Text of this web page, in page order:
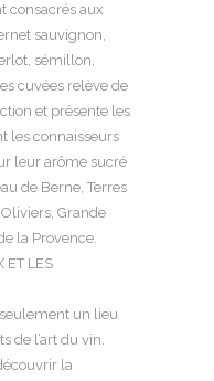
consacrés aux
sauvignon,
sémillon,
cuvées relève de
et présente les
les connaisseurs
leur arôme sucré
de Berne, Terres
Grande
la Provence.
ET LES
seulement un lieu
de l’art du vin.
la